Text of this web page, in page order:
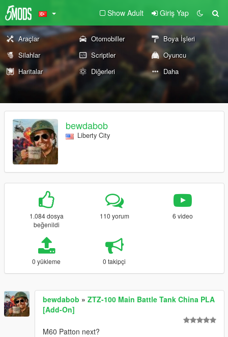
Show Adult Giriş Yap
Araçlar Otomobiller
Boya İşleri
Silahlar
Scriptler
Oyuncu
Haritalar
Diğerleri Daha
bewdabob
Liberty City
1.084 dosya
beğenildi
110 yorum 6 video
0 yükleme 0 takipçi
bewdabob » ZTZ-100 Main Battle Tank China PLA
[Add-On]
M60 Patton next?